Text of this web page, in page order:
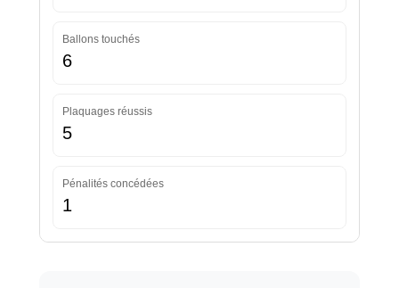
Ballons touchés
6
Plaquages réussis
5
Pénalités concédées
1